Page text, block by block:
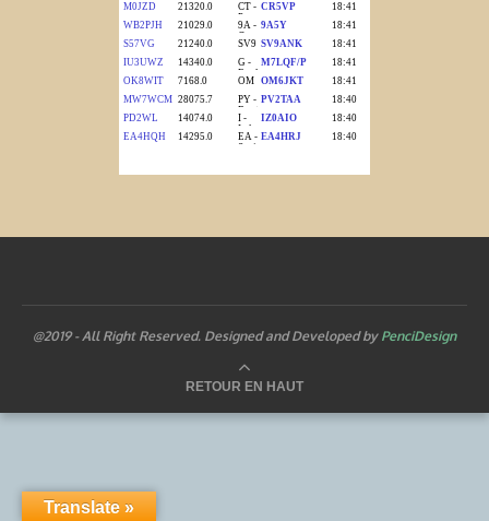
@2019 - All Right Reserved. Designed and Developed by PenciDesign
RETOUR EN HAUT
Translate »